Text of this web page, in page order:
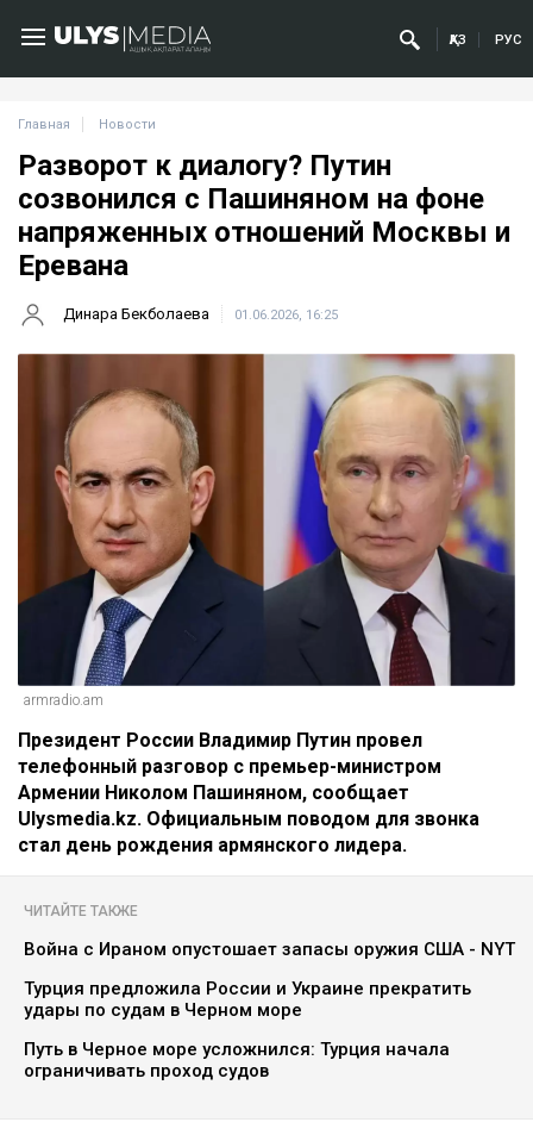
ҚАЗ РУС
Главная Новости
Разворот к диалогу? Путин
созвонился с Пашиняном на фоне
напряженных отношений Москвы и
Еревана
Динара Бекболаева 01.06.2026, 16:25
armradio.am
Президент России Владимир Путин провел
телефонный разговор с премьер-министром
Армении Николом Пашиняном, сообщает
Ulysmedia.kz. Официальным поводом для звонка
стал день рождения армянского лидера.
ЧИТАЙТЕ ТАКЖЕ
Война с Ираном опустошает запасы оружия США - NYT
Турция предложила России и Украине прекратить
удары по судам в Черном море
Путь в Черное море усложнился: Турция начала
ограничивать проход судов